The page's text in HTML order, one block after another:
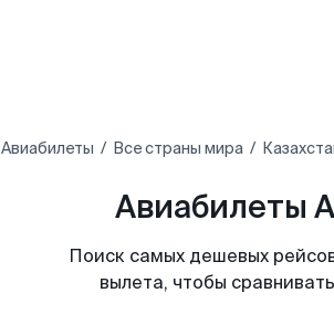
Авиабилеты Все страны мира
Авиабилеты
Поиск самых дешевых
вылета, чтобы